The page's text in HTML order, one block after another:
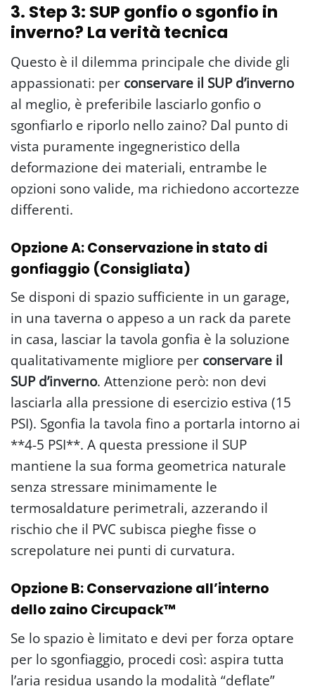
3. Step 3: SUP gonfio o sgonfio in
inverno? La verità tecnica
Questo è il dilemma principale che divide gli
appassionati: per conservare il SUP d’inverno
al meglio, è preferibile lasciarlo gonfio o
sgonfiarlo e riporlo nello zaino? Dal punto di
vista puramente ingegneristico della
deformazione dei materiali, entrambe le
opzioni sono valide, ma richiedono accortezze
differenti.
Opzione A: Conservazione in stato di
gonfiaggio (Consigliata)
Se disponi di spazio sufficiente in un garage,
in una taverna o appeso a un rack da parete
in casa, lasciar la tavola gonfia è la soluzione
qualitativamente migliore per conservare il
SUP d’inverno. Attenzione però: non devi
lasciarla alla pressione di esercizio estiva (15
PSI). Sgonfia la tavola fino a portarla intorno ai
**4-5 PSI**. A questa pressione il SUP
mantiene la sua forma geometrica naturale
senza stressare minimamente le
termosaldature perimetrali, azzerando il
rischio che il PVC subisca pieghe fisse o
screpolature nei punti di curvatura.
Opzione B: Conservazione all’interno
dello zaino Circupack™
Se lo spazio è limitato e devi per forza optare
per lo sgonfiaggio, procedi così: aspira tutta
l’aria residua usando la modalità “deflate”